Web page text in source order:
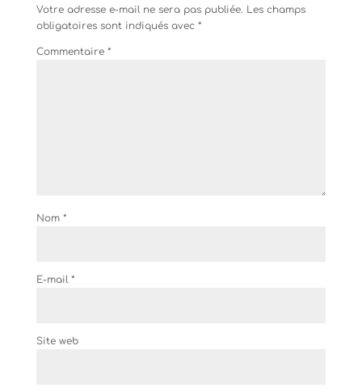
Votre adresse e-mail ne sera pas publiée. Les champs
obligatoires sont indiqués avec *
Commentaire *
Nom *
E-mail *
Site web